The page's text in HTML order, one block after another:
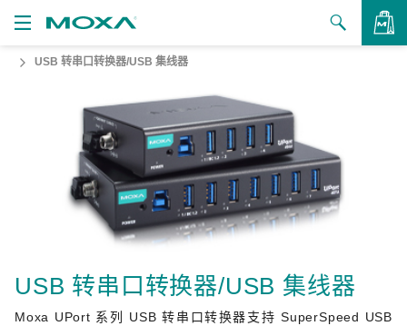
品
系我们
作伙伴专区
USB 转串口转换器/USB 集线器
USB 转串口转换器/USB 集线器
Moxa UPort 系列 USB 转串口转换器支持 SuperSpeed USB
查看询价